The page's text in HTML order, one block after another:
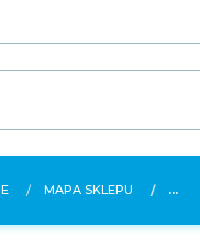
MAPA SKLEPU ...